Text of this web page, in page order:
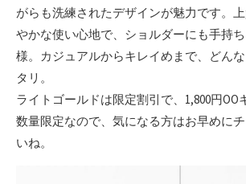
がらも洗練されたデザインが魅力です。
やかな使い心地で、ショルダーにも手持
様。カジュアルからキレイめまで、どん
タリ。
ライトゴールドは限定割引で、1,800円OO
数量限定なので、気になる方はお早めに
いね。